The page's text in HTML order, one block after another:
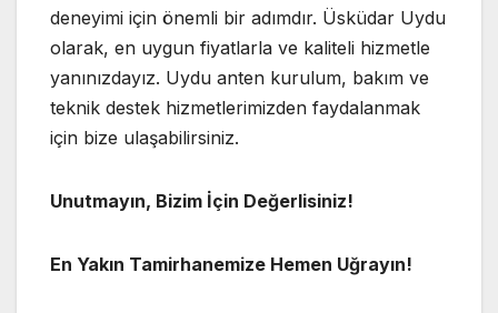
deneyimi için önemli bir adımdır. Üsküdar Uydu
olarak, en uygun fiyatlarla ve kaliteli hizmetle
yanınızdayız. Uydu anten kurulum, bakım ve
teknik destek hizmetlerimizden faydalanmak
için bize ulaşabilirsiniz.
Unutmayın, Bizim İçin Değerlisiniz!
En Yakın Tamirhanemize Hemen Uğrayın!